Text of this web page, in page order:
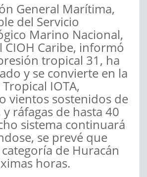
General Marítima,
del Servicio
Marino Nacional,
CIOH Caribe, informó
tropical 31, ha
y se convierte en la
IOTA,
vientos sostenidos de
ráfagas de hasta 40
sistema continuará
se prevé que
de Huracán
horas.